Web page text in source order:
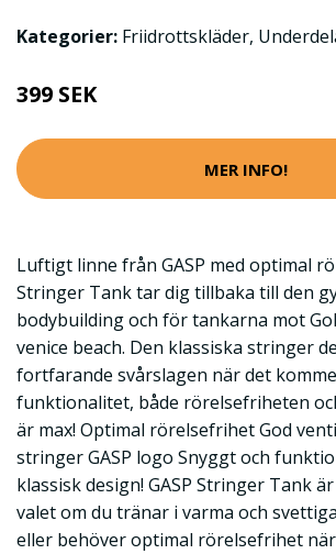
Kategorier: Friidrottskläder,
399 SEK
MER INFO!
Luftigt linne från GASP med optimal
Stringer Tank tar dig tillbaka till den
bodybuilding och för tankarna mot
venice beach. Den klassiska stringer
fortfarande svårslagen när det
funktionalitet, både rörelsefriheten
är max! Optimal rörelsefrihet God
stringer GASP logo Snyggt och
klassisk design! GASP Stringer Tank
valet om du tränar i varma och
eller behöver optimal rörelsefrihet